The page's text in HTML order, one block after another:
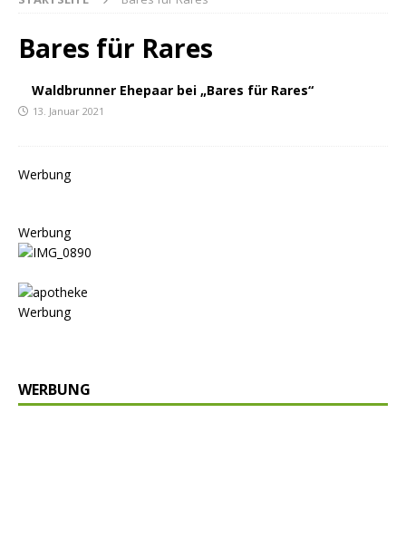
Bares für Rares
Waldbrunner Ehepaar bei „Bares für Rares“
13. Januar 2021
Werbung
Werbung
Werbung
WERBUNG